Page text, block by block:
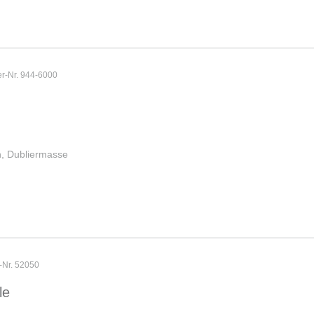
Nr. 944-6000
Dubliermasse
52050